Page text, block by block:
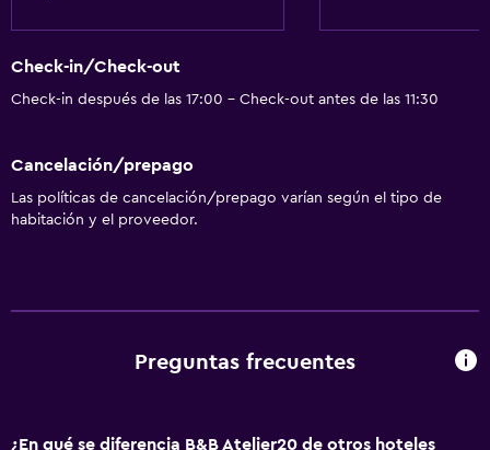
Servicio de habitaciones
Check-in/Check-out
Check-in después de las 17:00 - Check-out antes de las 11:30
Cancelación/prepago
Las políticas de cancelación/prepago varían según el tipo de
habitación y el proveedor.
Preguntas frecuentes
¿En qué se diferencia B&B Atelier20 de otros hoteles